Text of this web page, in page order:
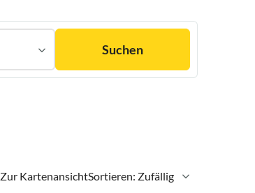
Suchen
Zur KartenansichtSortieren: Zufällig